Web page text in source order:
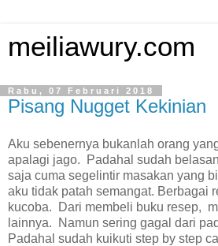
meiliawury.com
Rabu, 07 Februari 2018
Pisang Nugget Kekinian
Aku sebenernya bukanlah orang
apalagi jago. Padahal sudah
saja cuma segelintir masakan yang
aku tidak patah semangat. Berbagai
kucoba. Dari membeli buku resep,
lainnya. Namun sering gagal dari
Padahal sudah kuikuti step by step